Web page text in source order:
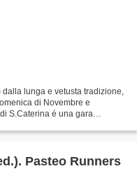
lunga e vetusta tradizione,
di Novembre e
S.Caterina é una gara
Pasteo Runners